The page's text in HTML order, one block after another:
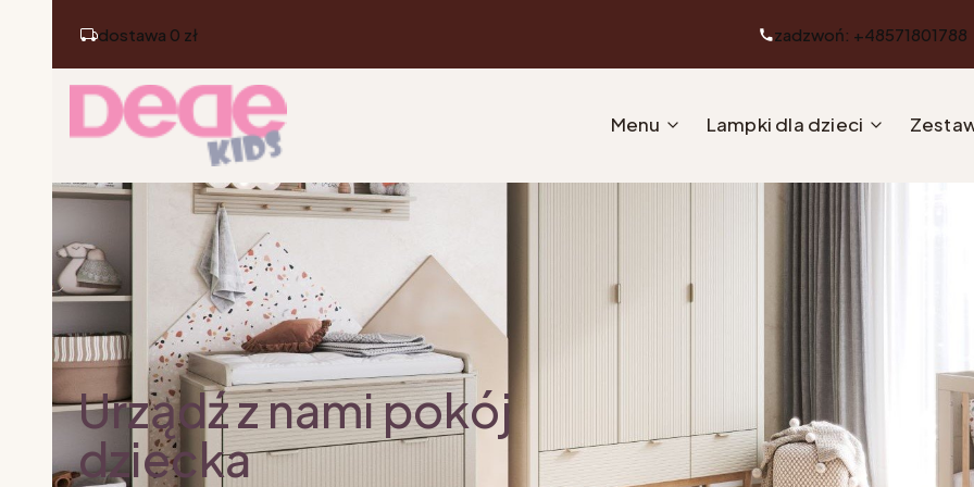
dostawa 0 zł zadzwoń: +48571801788
Menu Lampki dla dzieci
Urządź z nami pokój
dziecka